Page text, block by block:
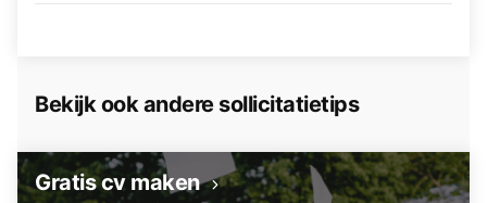
Bekijk ook andere sollicitatietips
Gratis cv maken